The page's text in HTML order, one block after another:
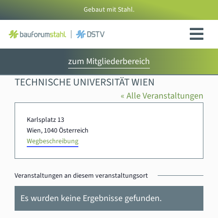
Inhalt
springen
Gebaut mit Stahl.
zum Mitgliederbereich
TECHNISCHE UNIVERSITÄT WIEN
« Alle Veranstaltungen
Adresse
Karlsplatz 13
Wien, 1040Österreich
Wegbeschreibung
Veranstaltungen an diesem veranstaltungsort
Hinweis
Es wurden keine Ergebnisse gefunden.